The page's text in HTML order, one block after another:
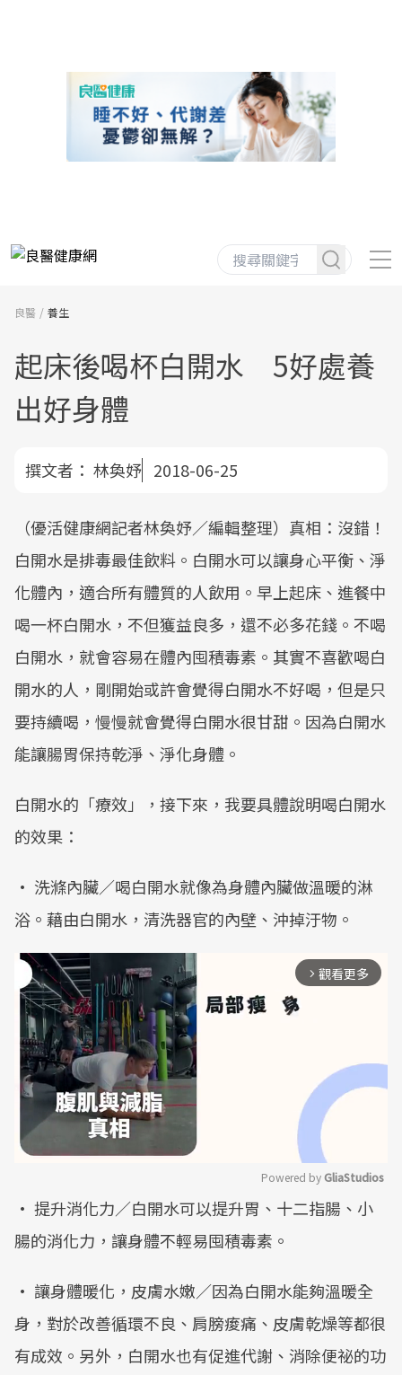
良醫 養生
起床後喝杯白開水 5好處養
出好身體
撰文者： 林奐妤 2018-06-25
（優活健康網記者林奐妤／編輯整理）真相：沒錯！
白開水是排毒最佳飲料。白開水可以讓身心平衡、淨
化體內，適合所有體質的人飲用。早上起床、進餐中
喝一杯白開水，不但獲益良多，還不必多花錢。不喝
白開水，就會容易在體內囤積毒素。其實不喜歡喝白
開水的人，剛開始或許會覺得白開水不好喝，但是只
要持續喝，慢慢就會覺得白開水很甘甜。因為白開水
能讓腸胃保持乾淨、淨化身體。
白開水的「療效」，接下來，我要具體說明喝白開水
的效果：
• 洗滌內臟／喝白開水就像為身體內臟做溫暖的淋
浴。藉由白開水，清洗器官的內壁、沖掉汙物。
arrow_forward_ios 觀看更多
Mute
Powered by GliaStudios
• 提升消化力／白開水可以提升胃、十二指腸、小
腸的消化力，讓身體不輕易囤積毒素。
• 讓身體暖化，皮膚水嫩／因為白開水能夠溫暖全
身，對於改善循環不良、肩膀痠痛、皮膚乾燥等都很
有成效。另外，白開水也有促進代謝、消除便祕的功